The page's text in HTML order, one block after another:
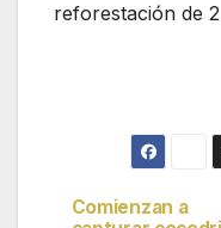
reforestación de
Comienzan a